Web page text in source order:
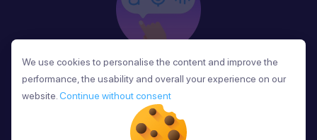
Phản Hồi
Sau mỗi bài học, người học nhận phản hồi về phát
âm và ngữ pháp ngay lập tức, giúp cải thiện kỹ năng
và tiến bộ nhanh chóng.
We use cookies to personalise the content and improve the
performance, the usability and overall your experience on our
website. Continue without consent
We use cookies to personalise the content and improve the
performance, the usability and overall your experience on our
website. Continue without consent